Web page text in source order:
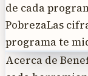
de cada
PobrezaLas
programa te
Acerca de